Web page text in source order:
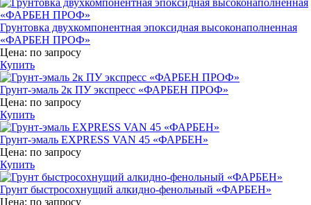
Грунтовка двухкомпонентная эпоксидная высоконаполненная
«ФАРБЕН ПРОФ»
Цена: по запросу
Купить
Грунт-эмаль 2к ПУ экспресс «ФАРБЕН ПРОФ»
Цена: по запросу
Купить
Грунт-эмаль EXPRESS VAN 45 «ФАРБЕН»
Цена: по запросу
Купить
Грунт быстросохнущий алкидно-фенольный «ФАРБЕН»
Цена: по запросу